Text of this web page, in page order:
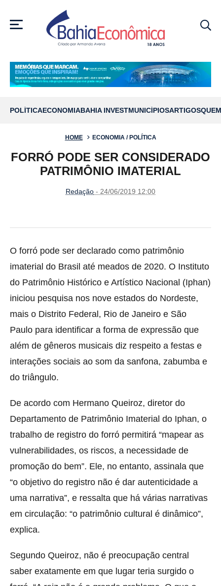
MENU
POLÍTICAECONOMIABAHIA INVESTMUNICÍPIOSARTIGOS
HOME ECONOMIA / POLÍTICA
FORRÓ PODE SER CONSIDERADO
PATRIMÔNIO IMATERIAL
Redação - 24/06/2019 12:00
O forró pode ser declarado como patrimônio
imaterial do Brasil até meados de 2020. O Instituto
do Patrimônio Histórico e Artístico Nacional (Iphan)
iniciou pesquisa nos nove estados do Nordeste,
mais o Distrito Federal, Rio de Janeiro e São
Paulo para identificar a forma de expressão que
além de gêneros musicais diz respeito a festas e
interações sociais ao som da sanfona, zabumba e
do triângulo.
De acordo com Hermano Queiroz, diretor do
Departamento de Patrimônio Imaterial do Iphan, o
trabalho de registro do forró permitirá “mapear as
vulnerabilidades, os riscos, a necessidade de
promoção do bem”. Ele, no entanto, assinala que
“o objetivo do registro não é dar autenticidade a
uma narrativa”, e ressalta que há várias narrativas
em circulação: “o patrimônio cultural é dinâmico”,
explica.
Segundo Queiroz, não é preocupação central
saber exatamente em que lugar teria surgido o